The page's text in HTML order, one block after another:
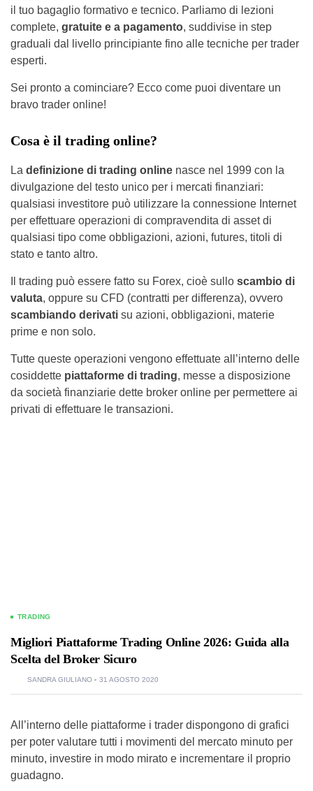
il tuo bagaglio formativo e tecnico. Parliamo di lezioni
complete, gratuite e a pagamento, suddivise in step
graduali dal livello principiante fino alle tecniche per trader
esperti.
Sei pronto a cominciare? Ecco come puoi diventare un
bravo trader online!
Cosa è il trading online?
La definizione di trading online nasce nel 1999 con la
divulgazione del testo unico per i mercati finanziari:
qualsiasi investitore può utilizzare la connessione Internet
per effettuare operazioni di compravendita di asset di
qualsiasi tipo come obbligazioni, azioni, futures, titoli di
stato e tanto altro.
Il trading può essere fatto su Forex, cioè sullo scambio di
valuta, oppure su CFD (contratti per differenza), ovvero
scambiando derivati su azioni, obbligazioni, materie
prime e non solo.
Tutte queste operazioni vengono effettuate all’interno delle
cosiddette piattaforme di trading, messe a disposizione
da società finanziarie dette broker online per permettere ai
privati di effettuare le transazioni.
TRADING
Migliori Piattaforme Trading Online 2026: Guida alla
Scelta del Broker Sicuro
SANDRA GIULIANO 31 AGOSTO 2020
All’interno delle piattaforme i trader dispongono di grafici
per poter valutare tutti i movimenti del mercato minuto per
minuto, investire in modo mirato e incrementare il proprio
guadagno.